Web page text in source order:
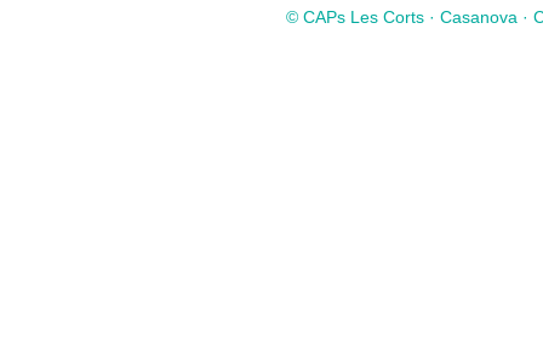
© CAPs Les Corts · Casanova ·